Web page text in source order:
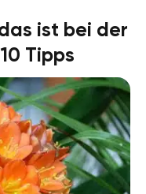
ist bei der
Tipps